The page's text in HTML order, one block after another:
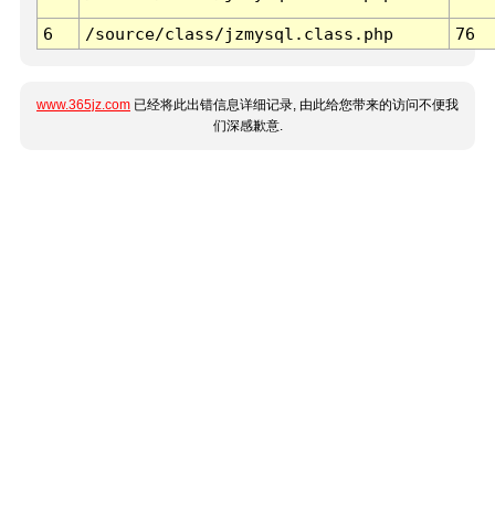
6 /source/class/jzmysql.class.php 76
www.365jz.com 已经将此出错信息详细记录, 由此给您带来的访问不便我
们深感歉意.